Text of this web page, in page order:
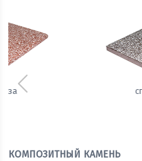
Предыдущий
КОМПОЗИТНЫЙ КАМЕНЬ